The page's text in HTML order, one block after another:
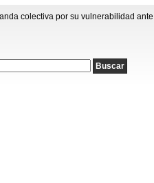
colectiva por su vulnerabilidad ante